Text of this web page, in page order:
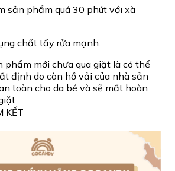
sản phẩm quá 30 phút với xà
chất tẩy rửa mạnh.
phẩm mới chưa qua giặt là có thể
định do còn hồ vải của nhà sản
toàn cho da bé và sẽ mất hoàn
KẾT